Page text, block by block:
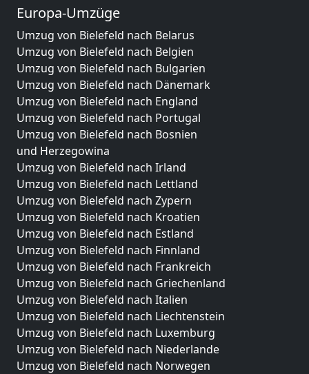
Europa-Umzüge
Umzug von Bielefeld nach Belarus
Umzug von Bielefeld nach Belgien
Umzug von Bielefeld nach Bulgarien
Umzug von Bielefeld nach Dänemark
Umzug von Bielefeld nach England
Umzug von Bielefeld nach Portugal
Umzug von Bielefeld nach Bosnien
und Herzegowina
Umzug von Bielefeld nach Irland
Umzug von Bielefeld nach Lettland
Umzug von Bielefeld nach Zypern
Umzug von Bielefeld nach Kroatien
Umzug von Bielefeld nach Estland
Umzug von Bielefeld nach Finnland
Umzug von Bielefeld nach Frankreich
Umzug von Bielefeld nach Griechenland
Umzug von Bielefeld nach Italien
Umzug von Bielefeld nach Liechtenstein
Umzug von Bielefeld nach Luxemburg
Umzug von Bielefeld nach Niederlande
Umzug von Bielefeld nach Norwegen